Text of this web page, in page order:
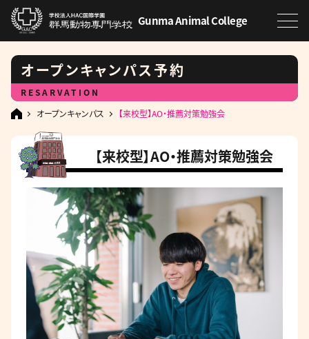
Gunma Animal College
オープンキャンパス予約
RESARVATION
オープンキャンパス
【来校型】AO・推薦対策勉強会
【来校型】AO・推薦対策勉強会